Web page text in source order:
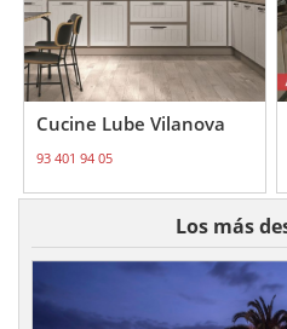
Cucine Lube Vilanova
93 401 94 05
Los más